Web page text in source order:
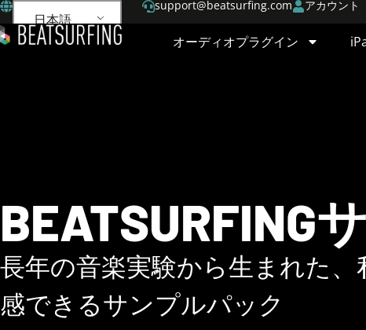
日本語
support@beatsurfing.com アカウント
オーディオプラグイン
BEATSURFING
長年の音楽実験から生まれた
感できるサンプルパック